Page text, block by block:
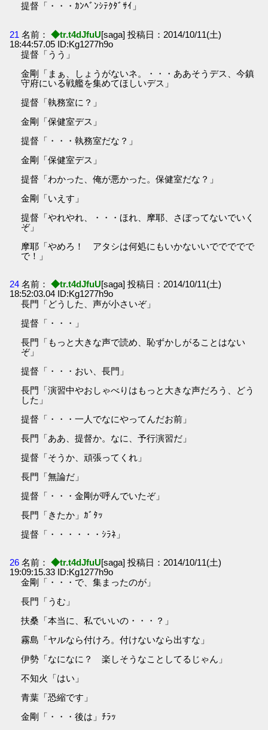
提督「・・・ｶﾝﾍﾞﾝｼﾃｸﾀﾞｻｲ」
21 名前： ◆tr.t4dJfuU[saga] 投稿日：2014/10/11(土)
18:44:57.05 ID:Kg1277h9o
提督「うう」
金剛「まぁ、しょうがないネ。・・・ああそうデス、今鎮
守府にいる戦艦を集めてほしいデス」
提督「執務室に？」
金剛「保健室デス」
提督「・・・執務室だな？」
金剛「保健室デス」
提督「わかった、俺が悪かった。保健室だな？」
金剛「いえす」
提督「やれやれ、・・・ほれ、摩耶、さぼってないでいく
ぞ」
摩耶「やめろ！ アタシは何処にもいかないいででででで
で！」
24 名前： ◆tr.t4dJfuU[saga] 投稿日：2014/10/11(土)
18:52:03.04 ID:Kg1277h9o
長門「どうした、声が小さいぞ」
提督「・・・」
長門「もっと大きな声で読め、恥ずかしがることはない
ぞ」
提督「・・・おい、長門」
長門「演習中やおしゃべりはもっと大きな声だろう、どう
した」
提督「・・・一人でなにやってんだお前」
長門「ああ、提督か。なに、予行演習だ」
提督「そうか、頑張ってくれ」
長門「無論だ」
提督「・・・金剛が呼んでいたぞ」
長門「きたか」ｶﾞﾀｯ
提督「・・・・・・ｼﾗﾈ」
26 名前： ◆tr.t4dJfuU[saga] 投稿日：2014/10/11(土)
19:09:15.33 ID:Kg1277h9o
金剛「・・・で、集まったのが」
長門「うむ」
扶桑「本当に、私でいいの・・・？」
霧島「ヤルなら付けろ。付けないなら出すな」
伊勢「なになに？ 楽しそうなことしてるじゃん」
不知火「はい」
青葉「恐縮です」
金剛「・・・後は」ﾁﾗｯ